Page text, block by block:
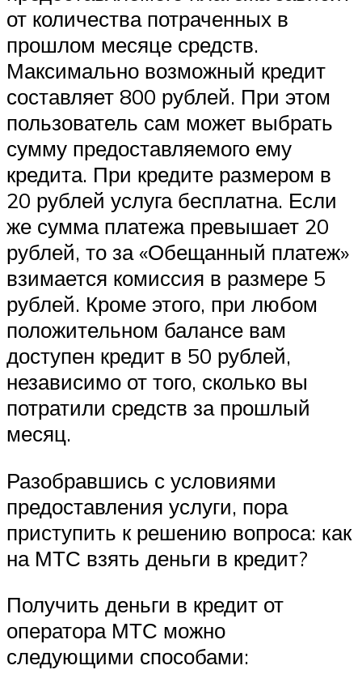
от количества потраченных в
прошлом месяце средств.
Максимально возможный кредит
составляет 800 рублей. При этом
пользователь сам может выбрать
сумму предоставляемого ему
кредита. При кредите размером в
20 рублей услуга бесплатна. Если
же сумма платежа превышает 20
рублей, то за «Обещанный платеж»
взимается комиссия в размере 5
рублей. Кроме этого, при любом
положительном балансе вам
доступен кредит в 50 рублей,
независимо от того, сколько вы
потратили средств за прошлый
месяц.
Разобравшись с условиями
предоставления услуги, пора
приступить к решению вопроса: как
на МТС взять деньги в кредит?
Получить деньги в кредит от
оператора МТС можно
следующими способами: